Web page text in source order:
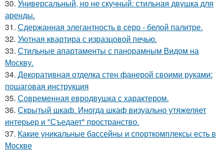
30. Универсальный, но не скучный: стильная двушка для
аренды.
31. Сдержанная элегантность в серо - белой палитре.
32. Уютная квартира с изразцовой печью.
33. Стильные апартаменты с панорамным Видом на
Москву.
34. Декоративная отделка стен фанерой своими руками:
пошаговая инструкция
35. Современная евродвушка с характером.
36. Скрытый шкаф. Иногда шкаф визуально утяжеляет
интерьер и "Съедает" пространство.
37. Какие уникальные бассейны и спорткомплексы есть в
Москве